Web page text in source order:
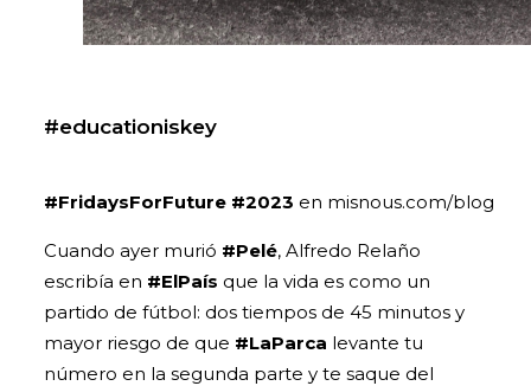
#educationiskey
#FridaysForFuture #2023 en misnous.com/blog
Cuando ayer murió #Pelé, Alfredo Relaño
escribía en #ElPaís que la vida es como un
partido de fútbol: dos tiempos de 45 minutos y
mayor riesgo de que #LaParca levante tu
número en la segunda parte y te saque del